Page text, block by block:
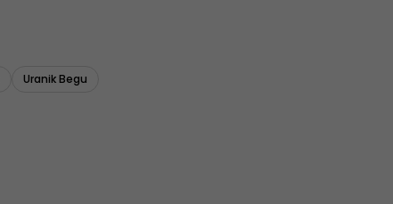
Uranik Begu